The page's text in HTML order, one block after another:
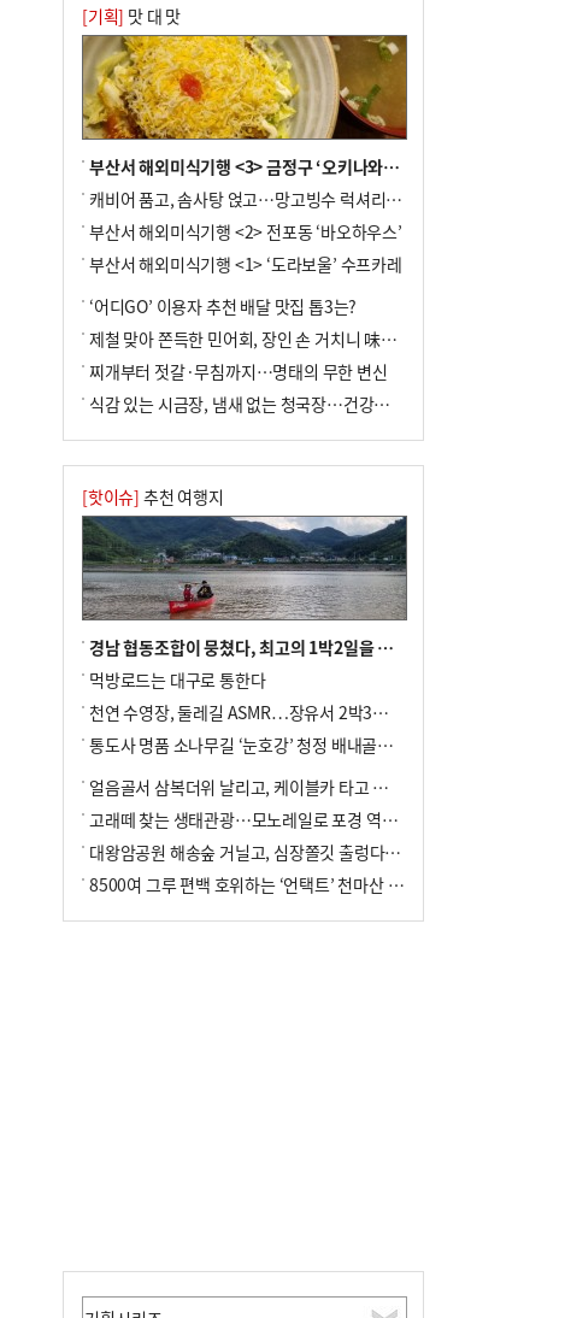
[기획] 맛 대 맛
부산서 해외미식기행 <3> 금정구 ‘오키나와키친’
캐비어 품고, 솜사탕 얹고…망고빙수 럭셔리한 진화
부산서 해외미식기행 <2> 전포동 ‘바오하우스’
부산서 해외미식기행 <1> ‘도라보울’ 수프카레
‘어디GO’ 이용자 추천 배달 맛집 톱3는?
제철 맞아 쫀득한 민어회, 장인 손 거치니 味친 한상
찌개부터 젓갈·무침까지…명태의 무한 변신
식감 있는 시금장, 냄새 없는 청국장…건강한 발효 밥상
[핫이슈] 추천 여행지
경남 협동조합이 뭉쳤다, 최고의 1박2일을 위해
먹방로드는 대구로 통한다
천연 수영장, 둘레길 ASMR…장유서 2박3일 소확행
통도사 명품 소나무길 ‘눈호강’ 청정 배내골서 더위 싹
얼음골서 삼복더위 날리고, 케이블카 타고 신선놀음
고래떼 찾는 생태관광…모노레일로 포경 역사여행
대왕암공원 해송숲 거닐고, 심장쫄깃 출렁다리 건너봐
8500여 그루 편백 호위하는 ‘언택트’ 천마산 산림욕장